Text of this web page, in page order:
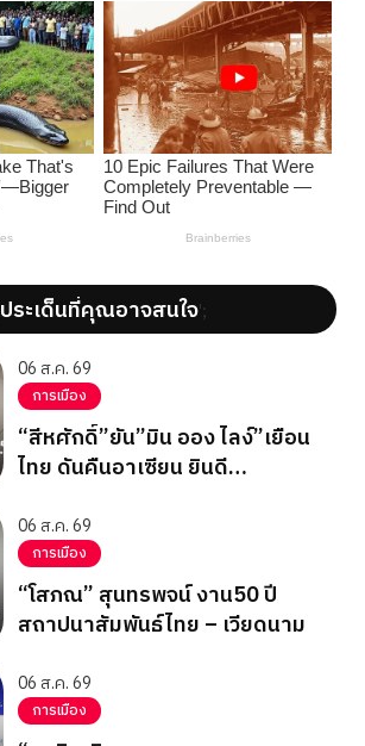
ประเด็นที่คุณอาจสนใจ';
06 ส.ค. 69
การเมือง
“สีหศักดิ์”ยัน”มิน ออง ไลง์”เยือน
ไทย ดันคืนอาเซียน ยินดี
06 ส.ค. 69
การเมือง
“โสภณ” สุนทรพจน์ งาน50 ปี
สถาปนาสัมพันธ์ไทย – เวียดนาม
06 ส.ค. 69
การเมือง